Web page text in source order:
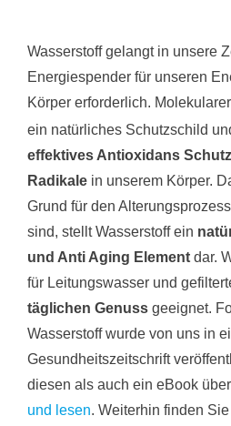
Wasserstoff gelangt in unsere
Energiespender für unseren
Körper erforderlich.
ein natürliches Schutzschild
effektives Antioxidans
Radikalein unserem Körper.
Grund für den
sind, stellt Wasserstoff ein
und Anti Aging Elementdar.
für Leitungswasser und
täglichen Genussgeeignet.
Wasserstoff wurde von uns in
Gesundheitszeitschrift
diesen als auch ein eBook
und lesen. Weiterhin finden